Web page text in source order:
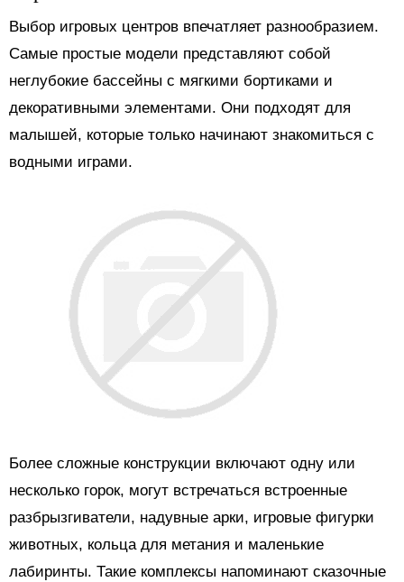
Выбор игровых центров впечатляет разнообразием.
Самые простые модели представляют собой
неглубокие бассейны с мягкими бортиками и
декоративными элементами. Они подходят для
малышей, которые только начинают знакомиться с
водными играми.
Более сложные конструкции включают одну или
несколько горок, могут встречаться встроенные
разбрызгиватели, надувные арки, игровые фигурки
животных, кольца для метания и маленькие
лабиринты. Такие комплексы напоминают сказочные